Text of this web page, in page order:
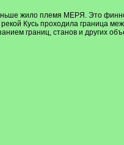
жило племя МЕРЯ. Это
Кусь проходила граница
границ, станов и других